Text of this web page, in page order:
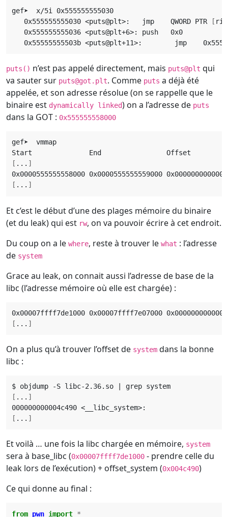
   0x555555555030 <puts@plt>:	jmp    QWORD PTR
[
puts() n’est pas appelé directement, mais puts@plt qui
va sauter sur puts@got.plt. Comme puts a déjà été
appelée, et son adresse résolue (on se rappelle que le
binaire est dynamically linked) on a l’adresse de puts
dans la GOT : 0x555555558000
[ ... ]
[ ... ]
Et c’est le début d’une des plages mémoire du binaire
(et du leak) qui est rw, on va pouvoir écrire à cet endroit.
Du coup on a le where, reste à trouver le what : l’adresse
de system
Grace au leak, on connait aussi l’adresse de base de la
libc (l’adresse mémoire où elle est chargée) :
[ ... ]
On a plus qu’à trouver l’offset de system dans la bonne
libc :
$ objdump -S libc-2.36.so
[ ... ]
[ ... ]
Et voilà … une fois la libc chargée en mémoire, system
sera à base_libc (0x00007ffff7de1000 - prendre celle du
leak lors de l’exécution) + offset_system (0x004c490)
Ce qui donne au final :
from pwn import *